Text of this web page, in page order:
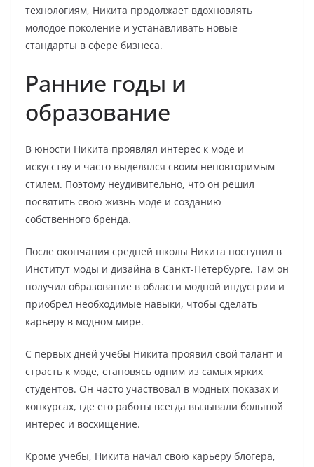
технологиям, Никита продолжает вдохновлять
молодое поколение и устанавливать новые
стандарты в сфере бизнеса.
Ранние годы и
образование
В юности Никита проявлял интерес к моде и
искусству и часто выделялся своим неповторимым
стилем. Поэтому неудивительно, что он решил
посвятить свою жизнь моде и созданию
собственного бренда.
После окончания средней школы Никита поступил в
Институт моды и дизайна в Санкт-Петербурге. Там он
получил образование в области модной индустрии и
приобрел необходимые навыки, чтобы сделать
карьеру в модном мире.
С первых дней учебы Никита проявил свой талант и
страсть к моде, становясь одним из самых ярких
студентов. Он часто участвовал в модных показах и
конкурсах, где его работы всегда вызывали большой
интерес и восхищение.
Кроме учебы, Никита начал свою карьеру блогера,